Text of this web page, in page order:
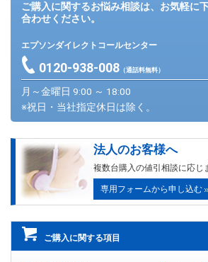
ご購入に関するお悩み相談は、お気軽に
合わせください。
エプソンダイレクトコールセンター
0120-938-008（通話料無料）
月～金曜日 9:00 ～ 18:00
※祝日・当社指定休日は除く。
法人のお客様へ
複数台購入の値引相談に応じ
専用フォームから申し込む
ご購入に関する項目